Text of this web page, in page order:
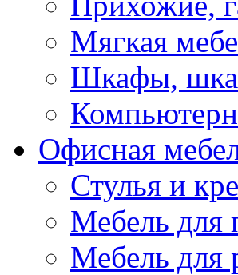
Мягкая
Шкафы,
Офисная
Стулья и
Мебель для
Мебель для